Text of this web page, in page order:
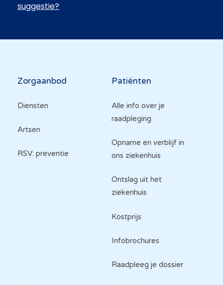
suggestie?
Hoofdnavigatie
Zorgaanbod
Diensten
Artsen
RSV: preventie
Patiënten
Alle info over je
raadpleging
Opname en verblijf in
ons ziekenhuis
Ontslag uit het
ziekenhuis
Kostprijs
Infobrochures
Raadpleeg je dossier